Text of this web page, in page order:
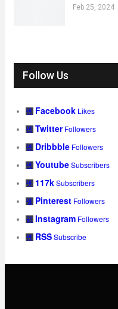
Feb 25, 2024
Follow Us
Facebook Likes
Twitter Followers
Dribbble Followers
YoutubeSubscribers
117kSubscribers
Pinterest Followers
Instagram Followers
RSSSubscribe